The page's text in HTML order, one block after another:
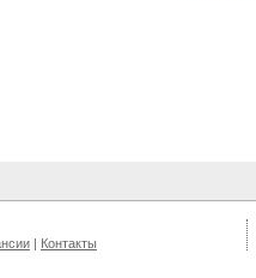
| Контакты